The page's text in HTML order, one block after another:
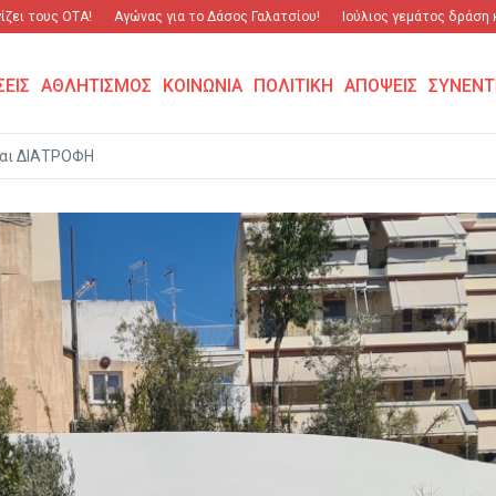
ΟΤΑ! Αγώνας για το Δάσος Γαλατσίου! Ιούλιος γεμάτος δράση και
ΑΘΛΗΤΙΣΜΟΣ ΚΟΙΝΩΝΙΑ ΠΟΛΙΤΙΚΗ ΑΠΟΨΕΙΣ
ΔΙΑΤΡΟΦΗ